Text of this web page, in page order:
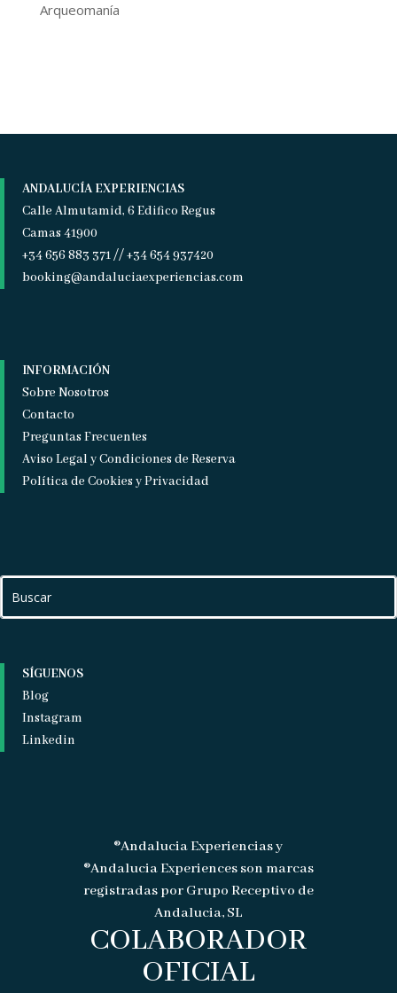
Arqueomanía
ANDALUCÍA EXPERIENCIAS
Calle Almutamid, 6 Edifico Regus
Camas 41900
+34 656 883 371 // +34 654 937420
booking@andaluciaexperiencias.com
INFORMACIÓN
Sobre Nosotros
Contacto
Preguntas Frecuentes
Aviso Legal y Condiciones de Reserva
Política de Cookies y Privacidad
SÍGUENOS
Blog
Instagram
Linkedin
®Andalucia Experiencias y
®Andalucia Experiences son marcas
registradas por Grupo Receptivo de
Andalucia, SL
COLABORADOR
OFICIAL